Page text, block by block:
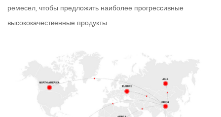
ремесел, чтобы предложить наиболее прогрессивные
высококачественные продукты